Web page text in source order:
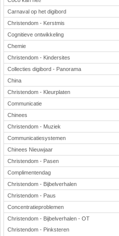
Carnaval op het digibord
Christendom - Kerstmis
Cognitieve ontwikkeling
Chemie
Christendom - Kindersites
Collecties digibord - Panorama
China
Christendom - Kleurplaten
Communicatie
Chinees
Christendom - Muziek
Communicatiesystemen
Chinees Nieuwjaar
Christendom - Pasen
Complimentendag
Christendom - Bijbelverhalen
Christendom - Paus
Concentratieproblemen
Christendom - Bijbelverhalen - OT
Christendom - Pinksteren